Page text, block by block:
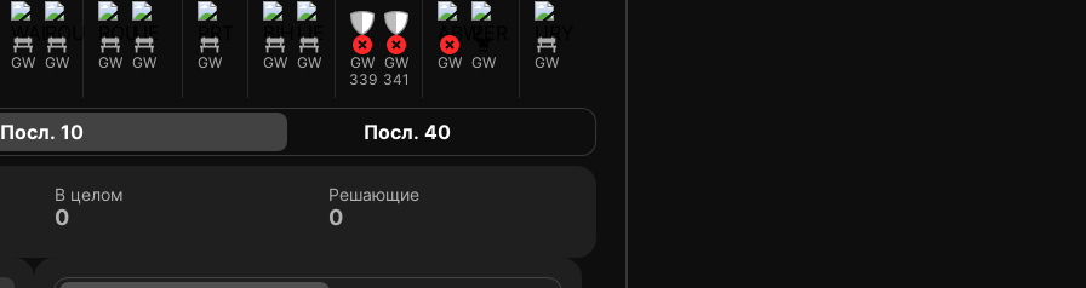
GW GW GW GW GW GW GW
GW
339
GW
341
GW GW GW
Посл. 10 Посл. 40
В целом
0
Решающие
0